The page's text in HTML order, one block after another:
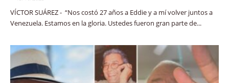
VÍCTOR SUÁREZ - “Nos costó 27 años a Eddie y a mí volver juntos a
Venezuela. Estamos en la gloria. Ustedes fueron gran parte de...